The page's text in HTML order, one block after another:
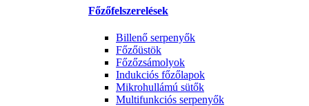
Főzőfelszerelések
Billenő serpenyők
Főzőüstök
Főzőzsámolyok
Indukciós főzőlapok
Mikrohullámú sütők
Multifunkciós serpenyők